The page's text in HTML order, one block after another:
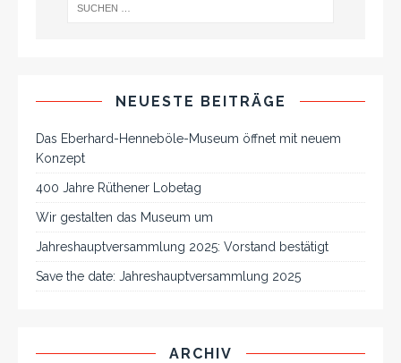
NEUESTE BEITRÄGE
Das Eberhard-Henneböle-Museum öffnet mit neuem
Konzept
400 Jahre Rüthener Lobetag
Wir gestalten das Museum um
Jahreshauptversammlung 2025: Vorstand bestätigt
Save the date: Jahreshauptversammlung 2025
ARCHIV